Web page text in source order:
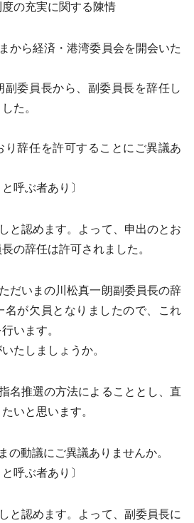
の充実に関する陳情
ら経済・港湾委員会を開会いた
委員長から、副委員長を辞任し
た。
辞任を許可することにご異議あ
ぶ者あり〕
認めます。よって、申出のとお
の辞任は許可されました。
だいまの川松真一朗副委員長の辞
名が欠員となりましたので、これ
います。
たしましょうか。
推選の方法によることとし、直
いと思います。
動議にご異議ありませんか。
ぶ者あり〕
認めます。よって、副委員長に